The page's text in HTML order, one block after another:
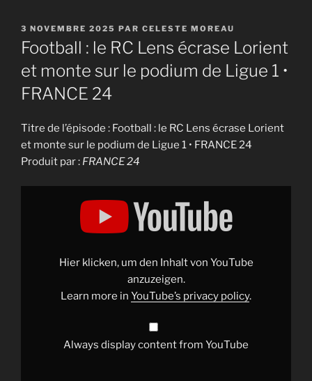
PUBLIÉ
LE
3 NOVEMBRE 2025 PAR CELESTE MOREAU
Football : le RC Lens écrase Lorient
et monte sur le podium de Ligue 1 •
FRANCE 24
Titre de l’épisode : Football : le RC Lens écrase Lorient
et monte sur le podium de Ligue 1 • FRANCE 24
Produit par : FRANCE 24
Display
Hier klicken, um den Inhalt von YouTube
anzuzeigen.
Learn more in YouTube’s privacy policy.
Always display content from YouTube